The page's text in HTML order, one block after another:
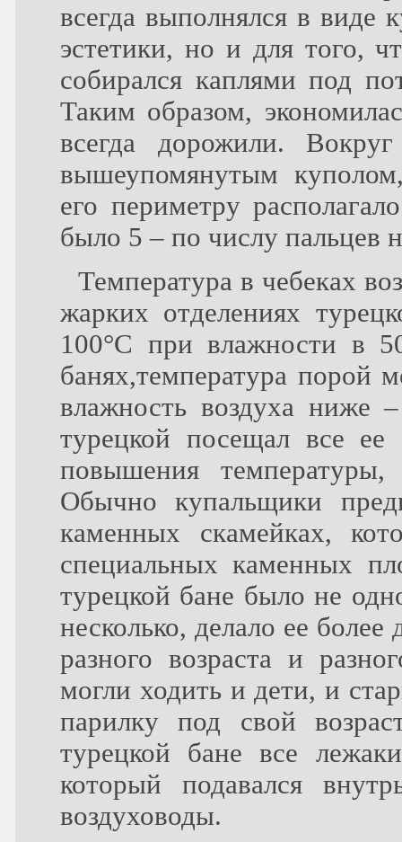
всегда выполнялся в виде
эстетики, но и для того,
собирался каплями под
Таким образом,
всегда дорожили.
вышеупомянутым
его периметру
было 5 – по числу пальцев
Температура в чебеках
жарких отделениях
100°С при влажности в
банях,температура порой
влажность воздуха ниже
турецкой посещал все
повышения температуры,
Обычно купальщики
каменных скамейках,
специальных каменных
турецкой бане было не
несколько, делало ее
разного возраста и
могли ходить и дети, и
парилку под свой
турецкой бане все
который подавался
воздуховоды.